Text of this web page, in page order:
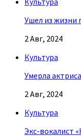
Ушел из жизни
2 Авг, 2024
Культура
Умерла
2 Авг, 2024
Культура
Экс-вокалист